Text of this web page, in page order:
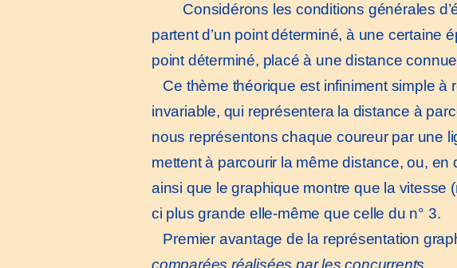
Considérons les conditions générales
partent d’un point déterminé, à une certaine
point déterminé, placé à une distance
Ce thème théorique est infiniment simple à
invariable, qui représentera la distance à
nous représentons chaque coureur par une
mettent à parcourir la même distance, ou, en
ainsi que le graphique montre que la vitesse
ci plus grande elle-même que celle du n° 3.
Premier avantage de la représentation